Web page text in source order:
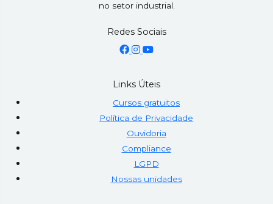
no setor industrial.
Redes Sociais
Links Úteis
Cursos gratuitos
Política de Privacidade
Ouvidoria
Compliance
LGPD
Nossas unidades